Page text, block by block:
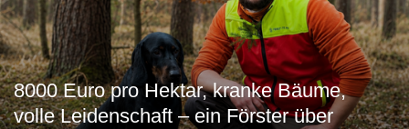
8000 Euro pro Hektar, kranke Bäume,
volle Leidenschaft – ein Förster über